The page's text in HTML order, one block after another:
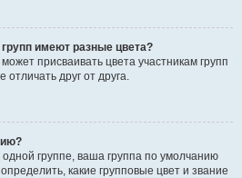
имеют разные цвета?
присваивать цвета участникам групп
друг от друга.
группе, ваша группа по умолчанию
какие групповые цвет и звание